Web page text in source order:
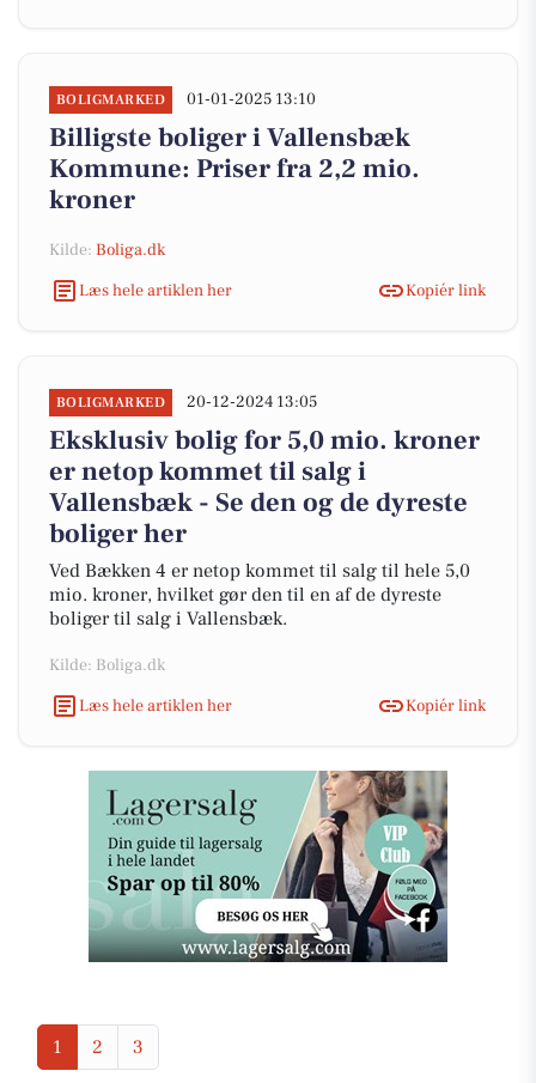
BOLIGMARKED 01-01-2025 13:10
Billigste boliger i Vallensbæk
Kommune: Priser fra 2,2 mio.
kroner
Kilde: Boliga.dk
Læs hele artiklen her
Kopiér link
BOLIGMARKED 20-12-2024 13:05
Eksklusiv bolig for 5,0 mio. kroner
er netop kommet til salg i
Vallensbæk - Se den og de dyreste
boliger her
Ved Bækken 4 er netop kommet til salg til hele 5,0
mio. kroner, hvilket gør den til en af de dyreste
boliger til salg i Vallensbæk.
Kilde: Boliga.dk
Læs hele artiklen her
Kopiér link
1 2 3